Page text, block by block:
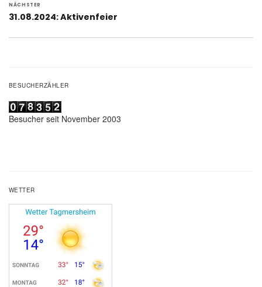
NÄCHSTER
Nächster
31.08.2024: Aktivenfeier
BESUCHERZÄHLER
Besucher seit November 2003
WETTER